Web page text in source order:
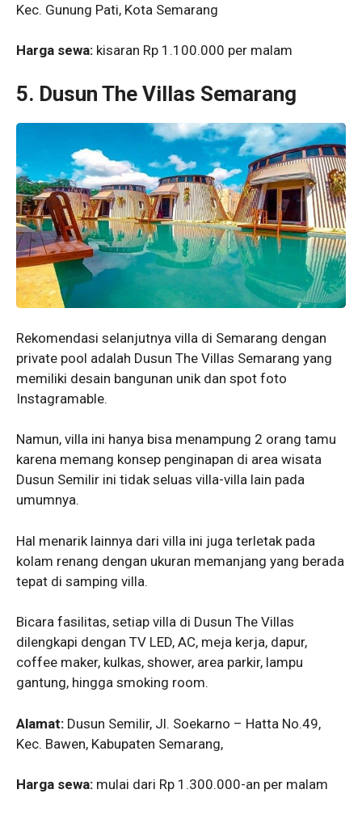
Kec. Gunung Pati, Kota Semarang
Harga sewa: kisaran Rp 1.100.000 per malam
5. Dusun The Villas Semarang
Rekomendasi selanjutnya villa di Semarang dengan
private pool adalah Dusun The Villas Semarang yang
memiliki desain bangunan unik dan spot foto
Instagramable.
Namun, villa ini hanya bisa menampung 2 orang tamu
karena memang konsep penginapan di area wisata
Dusun Semilir ini tidak seluas villa-villa lain pada
umumnya.
Hal menarik lainnya dari villa ini juga terletak pada
kolam renang dengan ukuran memanjang yang berada
tepat di samping villa.
Bicara fasilitas, setiap villa di Dusun The Villas
dilengkapi dengan TV LED, AC, meja kerja, dapur,
coffee maker, kulkas, shower, area parkir, lampu
gantung, hingga smoking room.
Alamat: Dusun Semilir, Jl. Soekarno – Hatta No.49,
Kec. Bawen, Kabupaten Semarang,
Harga sewa: mulai dari Rp 1.300.000-an per malam